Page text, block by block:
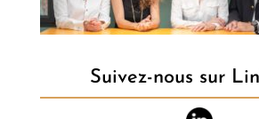
Suivez-nous sur